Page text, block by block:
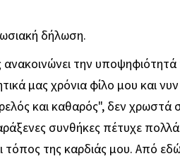
δήλωση.
την υποψηφιότητά
μας χρόνια φίλο μου και νυν
και καθαρός", δεν χρωστά
συνθήκες πέτυχε
τόπος της καρδιάς μου. Από